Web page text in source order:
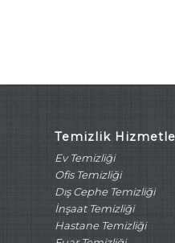
Temizlik
Ev Temizliği
Ofis Temizliği
Dış Cephe Temizliği
İnşaat Temizliği
Hastane Temizliği